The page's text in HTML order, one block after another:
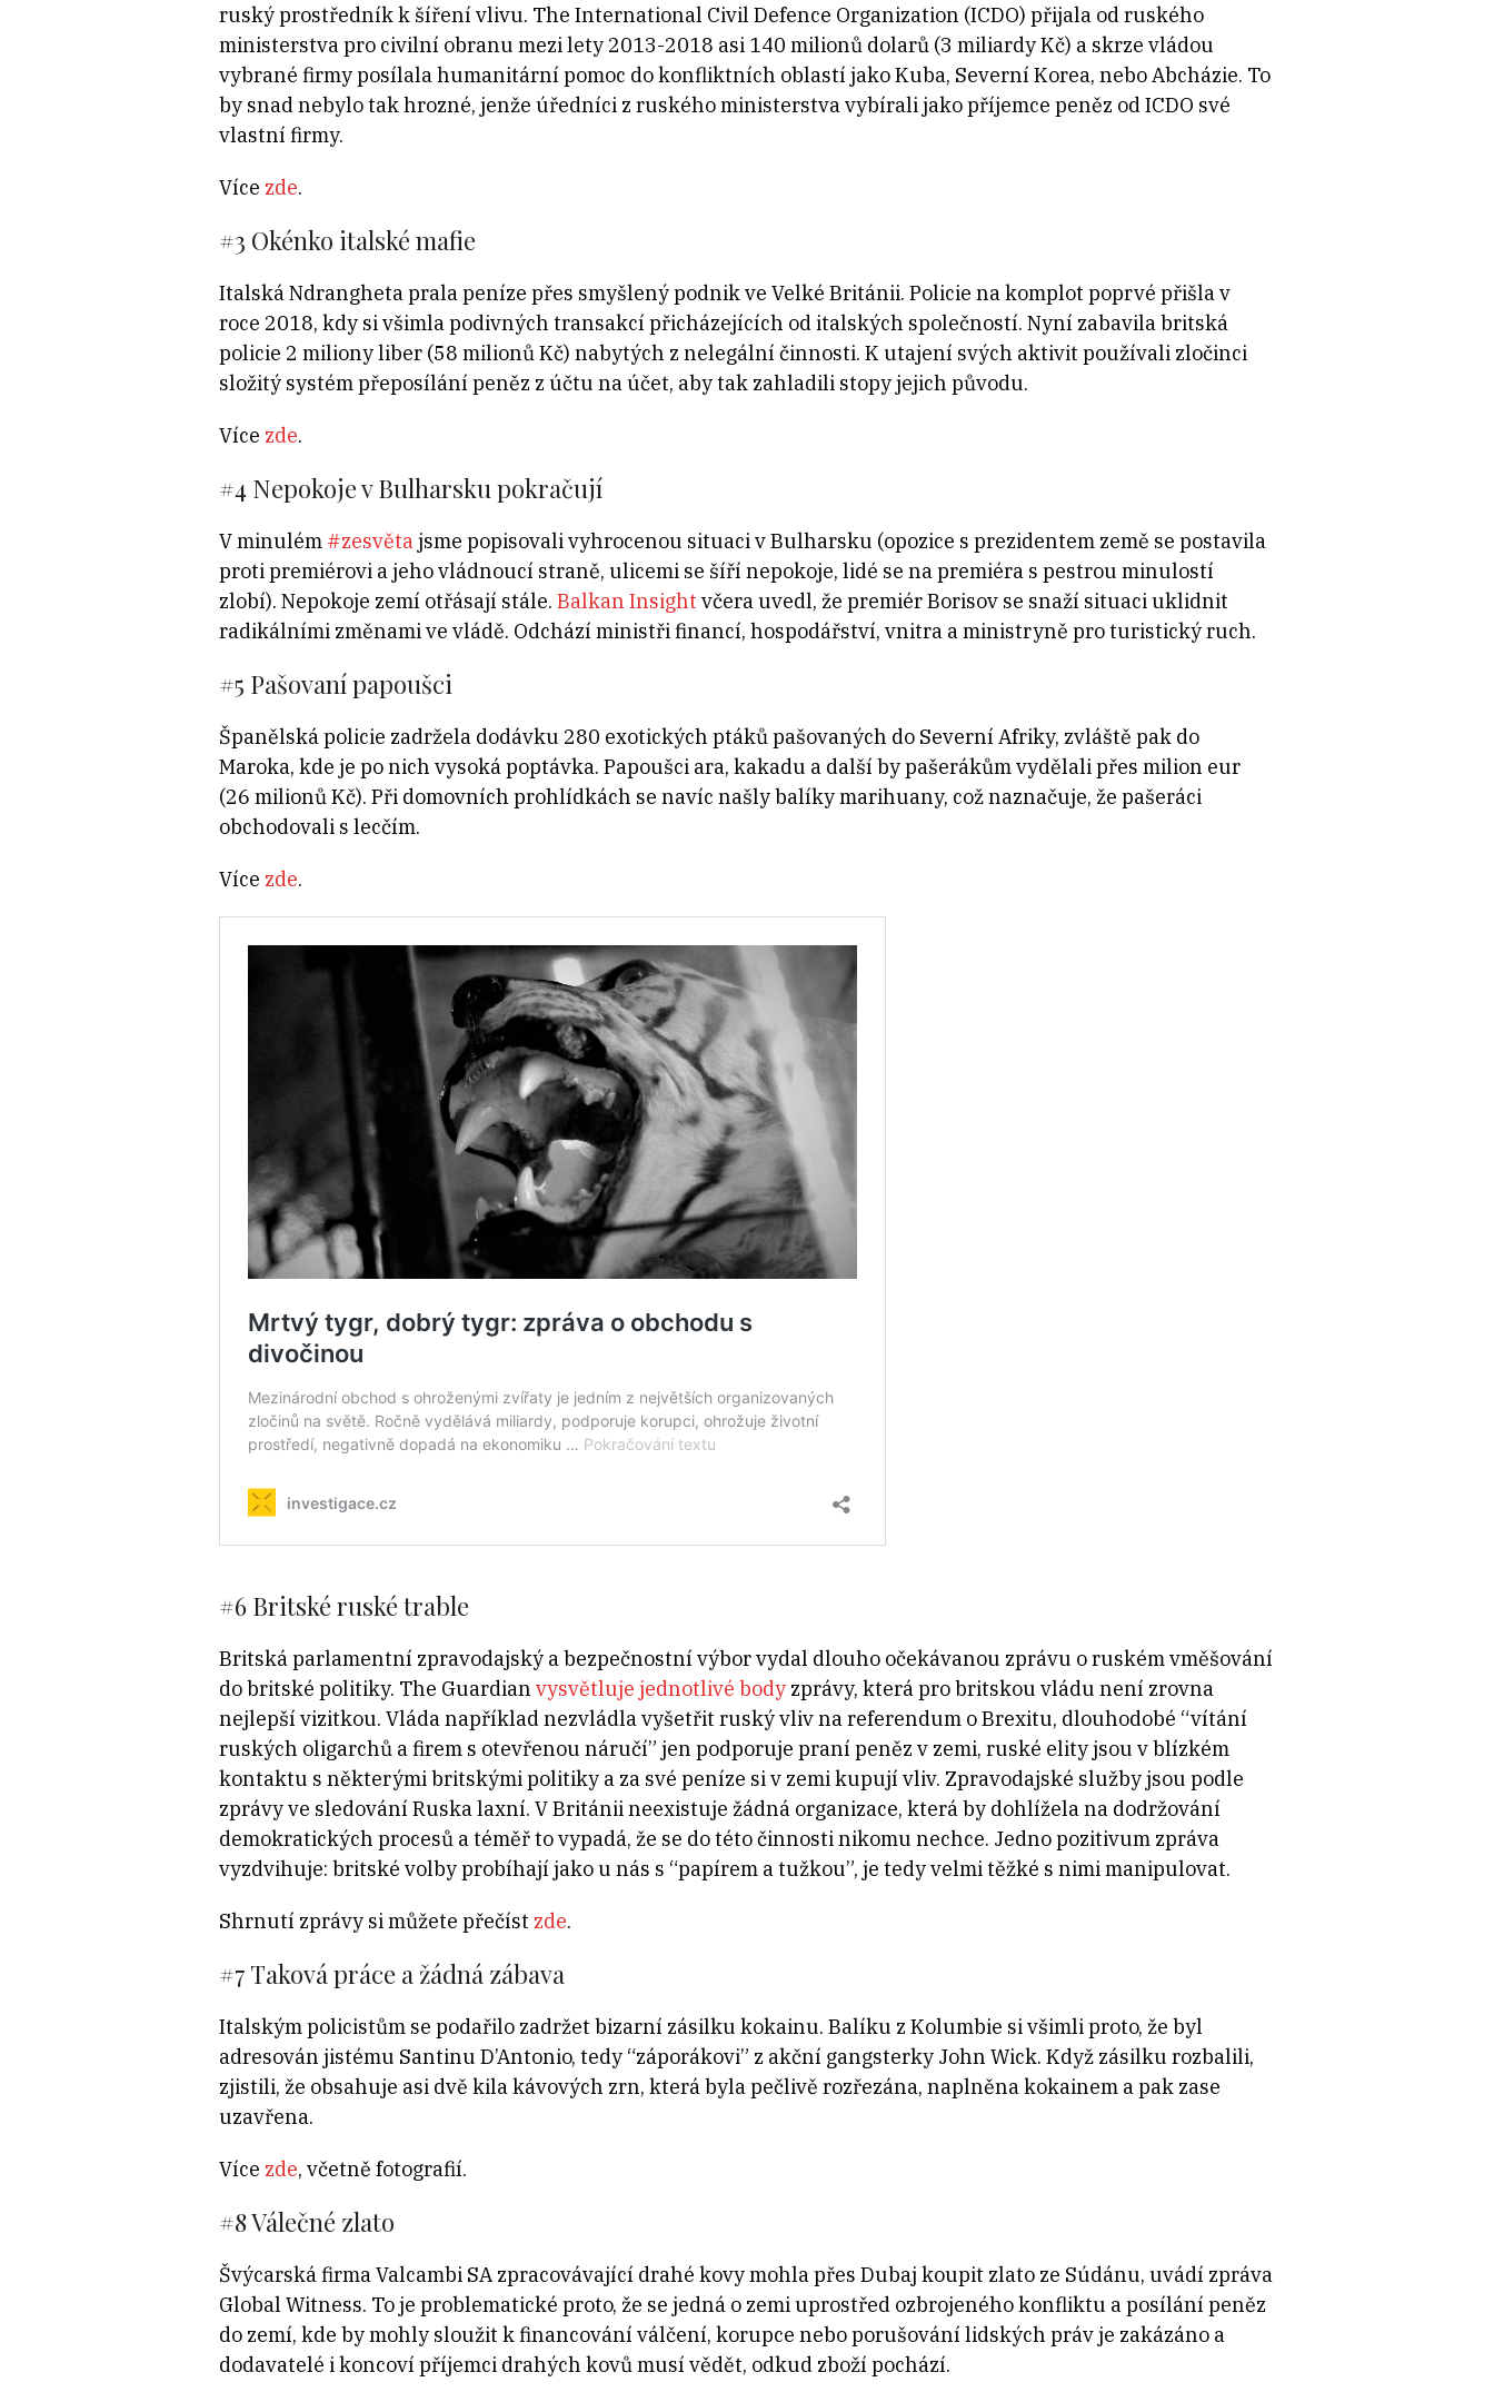
ruský prostředník k šíření vlivu. The International Civil Defence Organization (ICDO) přijala od ruského
ministerstva pro civilní obranu mezi lety 2013-2018 asi 140 milionů dolarů (3 miliardy Kč) a skrze vládou
vybrané firmy posílala humanitární pomoc do konfliktních oblastí jako Kuba, Severní Korea, nebo Abcházie. To
by snad nebylo tak hrozné, jenže úředníci z ruského ministerstva vybírali jako příjemce peněz od ICDO své
vlastní firmy.
Více zde.
#3 Okénko italské mafie
Italská Ndrangheta prala peníze přes smyšlený podnik ve Velké Británii. Policie na komplot poprvé přišla v
roce 2018, kdy si všimla podivných transakcí přicházejících od italských společností. Nyní zabavila britská
policie 2 miliony liber (58 milionů Kč) nabytých z nelegální činnosti. K utajení svých aktivit používali zločinci
složitý systém přeposílání peněz z účtu na účet, aby tak zahladili stopy jejich původu.
Více zde.
#4 Nepokoje v Bulharsku pokračují
V minulém #zesvětajsme popisovali vyhrocenou situaci v Bulharsku (opozice s prezidentem země se postavila
proti premiérovi a jeho vládnoucí straně, ulicemi se šíří nepokoje, lidé se na premiéra s pestrou minulostí
zlobí). Nepokoje zemí otřásají stále. Balkan Insight včera uvedl, že premiér Borisov se snaží situaci uklidnit
radikálními změnami ve vládě. Odchází ministři financí, hospodářství, vnitra a ministryně pro turistický ruch.
#5 Pašovaní papoušci
Španělská policie zadržela dodávku 280 exotických ptáků pašovaných do Severní Afriky, zvláště pak do
Maroka, kde je po nich vysoká poptávka. Papoušci ara, kakadu a další by pašerákům vydělali přes milion eur
(26 milionů Kč). Při domovních prohlídkách se navíc našly balíky marihuany, což naznačuje, že pašeráci
obchodovali s lecčím.
Více zde.
#6 Britské ruské trable
Britská parlamentní zpravodajský a bezpečnostní výbor vydal dlouho očekávanou zprávu o ruském vměšování
do britské politiky. The Guardian vysvětluje jednotlivé bodyzprávy, která pro britskou vládu není zrovna
nejlepší vizitkou. Vláda například nezvládla vyšetřit ruský vliv na referendum o Brexitu, dlouhodobé “vítání
ruských oligarchů a firem s otevřenou náručí” jen podporuje praní peněz v zemi, ruské elity jsou v blízkém
kontaktu s některými britskými politiky a za své peníze si v zemi kupují vliv. Zpravodajské služby jsou podle
zprávy ve sledování Ruska laxní. V Británii neexistuje žádná organizace, která by dohlížela na dodržování
demokratických procesů a téměř to vypadá, že se do této činnosti nikomu nechce. Jedno pozitivum zpráva
vyzdvihuje: britské volby probíhají jako u nás s “papírem a tužkou”, je tedy velmi těžké s nimi manipulovat.
Shrnutí zprávy si můžete přečíst zde.
#7 Taková práce a žádná zábava
Italským policistům se podařilo zadržet bizarní zásilku kokainu. Balíku z Kolumbie si všimli proto, že byl
adresován jistému Santinu D’Antonio, tedy “záporákovi” z akční gangsterky John Wick. Když zásilku rozbalili,
zjistili, že obsahuje asi dvě kila kávových zrn, která byla pečlivě rozřezána, naplněna kokainem a pak zase
uzavřena.
Více zde, včetně fotografií.
#8 Válečné zlato
Švýcarská firma Valcambi SA zpracovávající drahé kovy mohla přes Dubaj koupit zlato ze Súdánu, uvádí zpráva
Global Witness. To je problematické proto, že se jedná o zemi uprostřed ozbrojeného konfliktu a posílání peněz
do zemí, kde by mohly sloužit k financování válčení, korupce nebo porušování lidských práv je zakázáno a
dodavatelé i koncoví příjemci drahých kovů musí vědět, odkud zboží pochází.